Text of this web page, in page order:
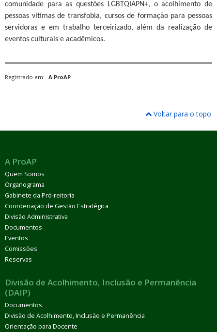
comunidade para as questões LGBTQIAPN+, o acolhimento de
pessoas vítimas de transfobia, cursos de formação para pessoas
servidoras e em trabalho terceirizado, além da realização de
eventos culturais e acadêmicos.
Registrado em: A ProAP
Voltar para o topo
A ProAP
Quem Somos
Organograma
Gabinete da Pró-reitoria
Coordenação de Gestão Estratégica
Divisão Administrativa
Documentos
Eventos
Comissões
Reservas
Divisão de Acolhimento, Inclusão e Permanência
(DAIP)
Documentos
Divisão de Acolhimento, Inclusão e Permanência
Orientação para Docente